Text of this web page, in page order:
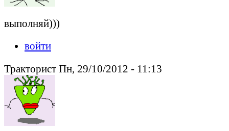
выполняй)))
войти
Тракторист Пн, 29/10/2012 - 11:13